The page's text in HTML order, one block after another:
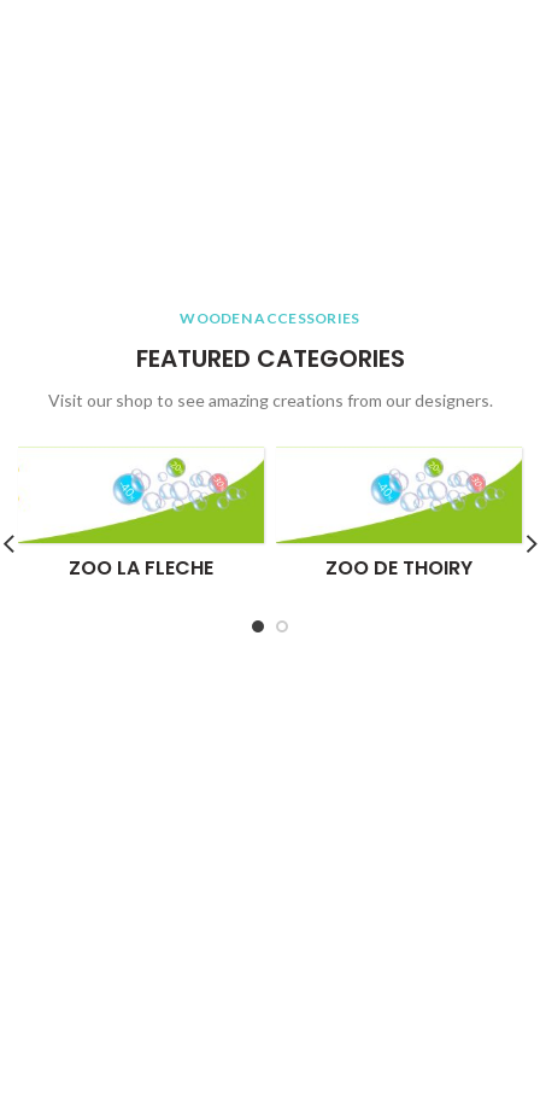
WOODEN ACCESSORIES
FEATURED CATEGORIES
Visit our shop to see amazing creations from our designers.
ZOO LA FLECHE ZOO DE THOIRY